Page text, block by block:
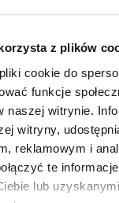
z plików
cookie do
funkcje
naszej witrynie.
witryny,
reklamowym i
te
lub
Newsletter
się i bądź na
się na
5% RABATU
na pierwsze zakupy!